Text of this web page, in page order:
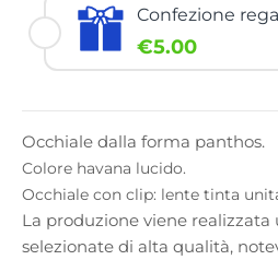
Confezione
€5.00
Occhiale dalla forma panthos.
Colore havana lucido.
Occhiale con clip: lente tinta
La produzione viene
selezionate di alta qualità,